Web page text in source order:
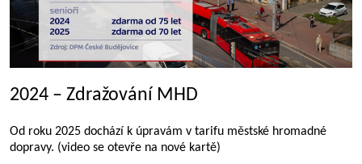
2024 – Zdražování MHD
Od roku 2025 dochází k úpravám v tarifu městské hromadné
dopravy. (video se otevře na nové kartě)